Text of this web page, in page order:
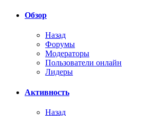
Обзор
Назад
Форумы
Модераторы
Пользователи онлайн
Лидеры
Активность
Назад